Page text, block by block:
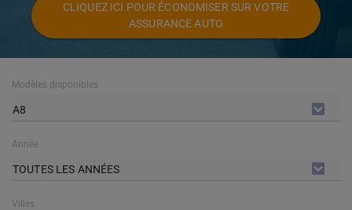
CLIQUEZ ICI POUR ÉCONOMISER SUR VOTRE
ASSURANCE AUTO
Modèles disponibles
A8
Année
TOUTES LES ANNÉES
Villes